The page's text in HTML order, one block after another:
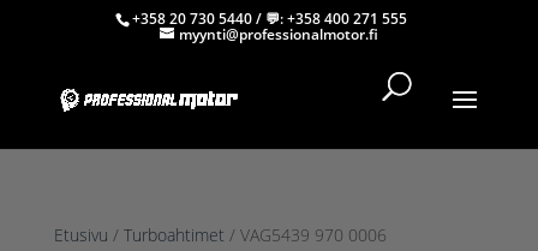
+358 20 730 5440/ 💬:+358 400 271 555
myynti@professionalmotor.fi
Etusivu / Turboahtimet / VAG5439 970 0006